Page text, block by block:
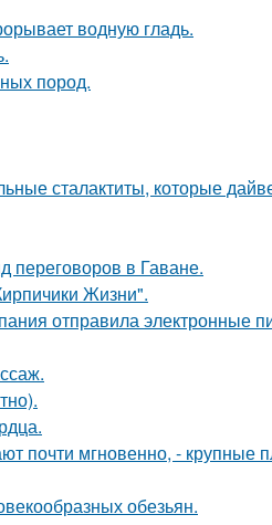
водную гладь.
пород.
сталактиты, которые
переговоров в Гаване.
Жизни".
отправила электронные
почти мгновенно, - крупные
обезьян.